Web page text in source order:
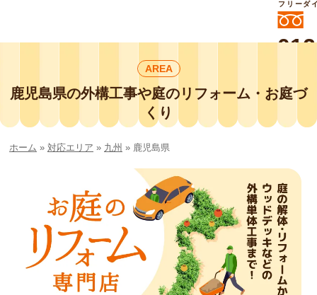
外構工事や庭リフォームは庭づくり業界
No.1チェーン店の
smileガーデンプチ庭づくり事業部にお
任せください！
フリーダ
AREA
鹿児島県の外構工事や庭のリフォーム・お庭づ
くり
ホーム » 対応エリア » 九州 » 鹿児島県